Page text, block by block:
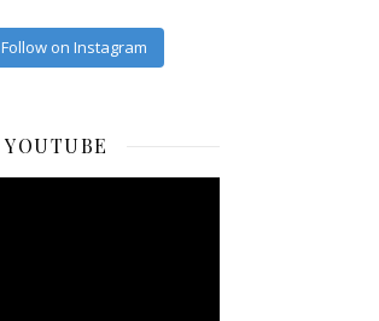
Follow on Instagram
YOUTUBE